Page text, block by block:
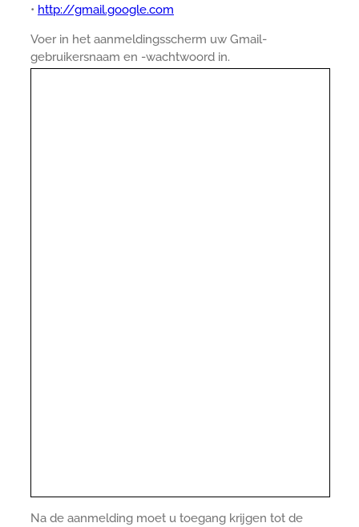
• http://gmail.google.com
Voer in het aanmeldingsscherm uw Gmail-
gebruikersnaam en -wachtwoord in.
Na de aanmelding moet u toegang krijgen tot de